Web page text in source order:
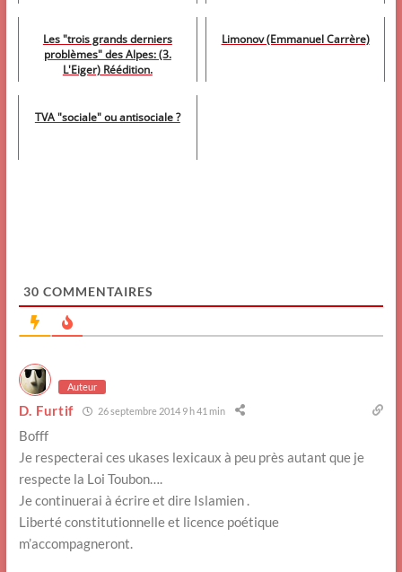
Les "trois grands derniers
problèmes" des Alpes: (3.
L'Eiger) Réédition.
Limonov (Emmanuel Carrère)
TVA "sociale" ou antisociale ?
30 COMMENTAIRES
Auteur
D. Furtif 26 septembre 2014 9 h 41 min
Bofff
Je respecterai ces ukases lexicaux à peu près autant que je
respecte la Loi Toubon….
Je continuerai à écrire et dire Islamien .
Liberté constitutionnelle et licence poétique
m’accompagneront.